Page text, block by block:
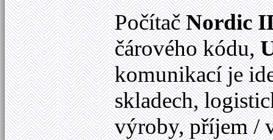
PočítačNordic
čárového kódu,
komunikací je
skladech,
výroby, příjem /